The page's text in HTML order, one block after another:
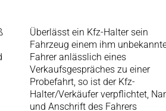
Überlässt ein Kfz-Halter sein
Fahrzeug einem ihm
Fahrer anlässlich eines
Verkaufsgespräches zu einer
Probefahrt, so ist der Kfz-
Halter/Verkäufer verpflichtet,
und Anschrift des Fahrers